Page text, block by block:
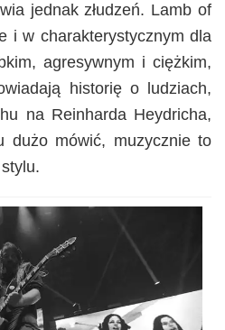
jednak złudzeń. Lamb of
i w charakterystycznym dla
agresywnym i ciężkim,
historię o ludziach,
na Reinharda Heydricha,
dużo mówić, muzycznie to